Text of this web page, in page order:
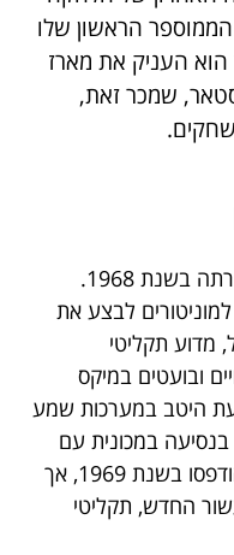
הראשון שלו
הוא העניק את מארז
שמכר זאת,
רבים חשים שנפילת הרוק’נ’רול קרתה בשנת 1968.
לבצע את
מדוע תקליטי
ובועטים במיקס
היטב במערכות שמע
בנסיעה במכונית עם
הרדיו דולק. תקליטי המונו עדיין הודפסו בשנת 1969, אך
החדש, תקליטי